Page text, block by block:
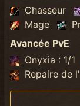
Chasseur
Mage
Avancée PvE
Onyxia : 1/1
Repaire de